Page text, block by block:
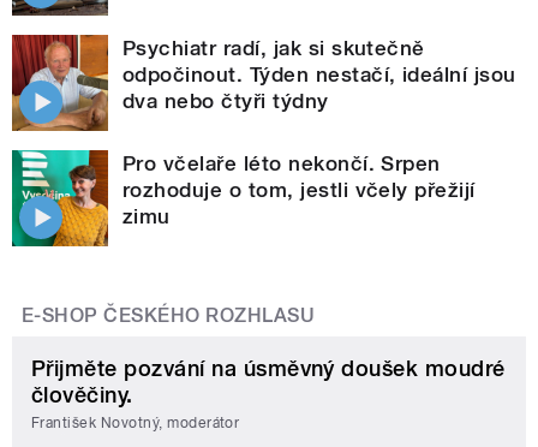
Psychiatr radí, jak si skutečně
odpočinout. Týden nestačí, ideální jsou
dva nebo čtyři týdny
Pro včelaře léto nekončí. Srpen
rozhoduje o tom, jestli včely přežijí
zimu
E-SHOP ČESKÉHO ROZHLASU
Přijměte pozvání na úsměvný doušek moudré
člověčiny.
František Novotný, moderátor